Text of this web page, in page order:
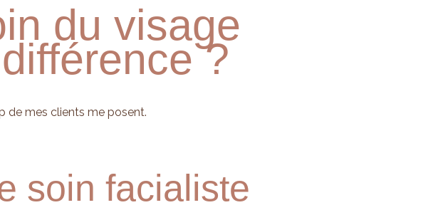
du visage
?
de mes clients me posent.
soin facialiste